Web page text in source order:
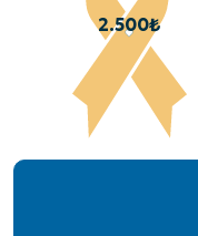
2.500₺